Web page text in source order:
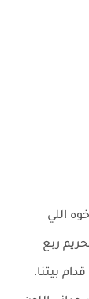
اللي
ربع
بيتنا،